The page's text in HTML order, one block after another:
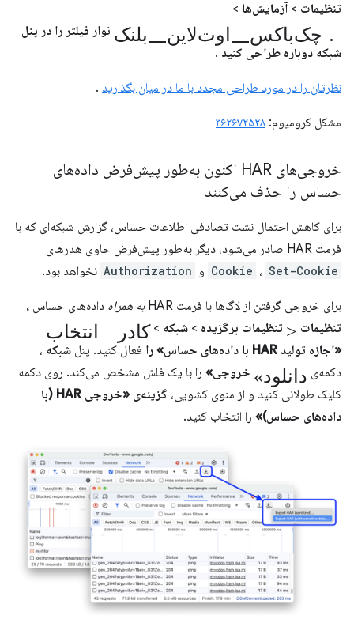
تنظیمات > آزمایش‌ها >
نوار فیلتر را در پنل
شبکه دوباره طراحی کنید .
نظرتان را در مورد طراحی مجدد با ما در میان بگذارید .
مشکل کرومیوم: ۳۶۲۶۷۲۵۲۸
خروجی‌های HAR اکنون به‌طور پیش‌فرض داده‌های
حساس را حذف می‌کنند
برای کاهش احتمال نشت تصادفی اطلاعات حساس، گزارش شبکه‌ای که با
فرمت HAR صادر می‌شود، دیگر به‌طور پیش‌فرض حاوی هدرهای
Cookie ، Set-Cookie و Authorization نخواهد بود.
برای خروجی گرفتن از لاگ‌ها با فرمت HAR به همراه داده‌های حساس ،
تنظیمات > تنظیمات برگزیده > شبکه >کادر انتخاب
«اجازه تولید HAR با داده‌های حساس» را فعال کنید. پنل شبکه ،
دکمه‌ی «دانلود خروجی» را با یک فلش مشخص می‌کند. روی دکمه
کلیک طولانی کنید و از منوی کشویی،
گزینه‌ی «خروجی HAR (با
داده‌های حساس)» را انتخاب کنید.